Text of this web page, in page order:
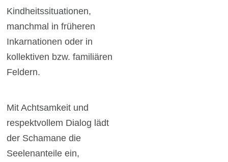
Kindheitssituationen,
manchmal in früheren
Inkarnationen oder in
kollektiven bzw. familiären
Feldern.
Mit Achtsamkeit und
respektvollem Dialog lädt
der Schamane die
Seelenanteile ein,